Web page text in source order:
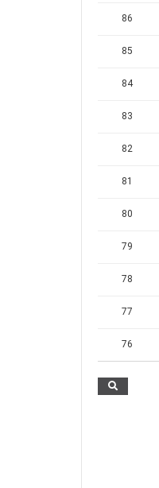
86
85
84
83
82
81
80
79
78
77
76